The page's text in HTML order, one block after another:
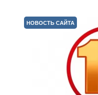
НОВОСТЬ САЙТА